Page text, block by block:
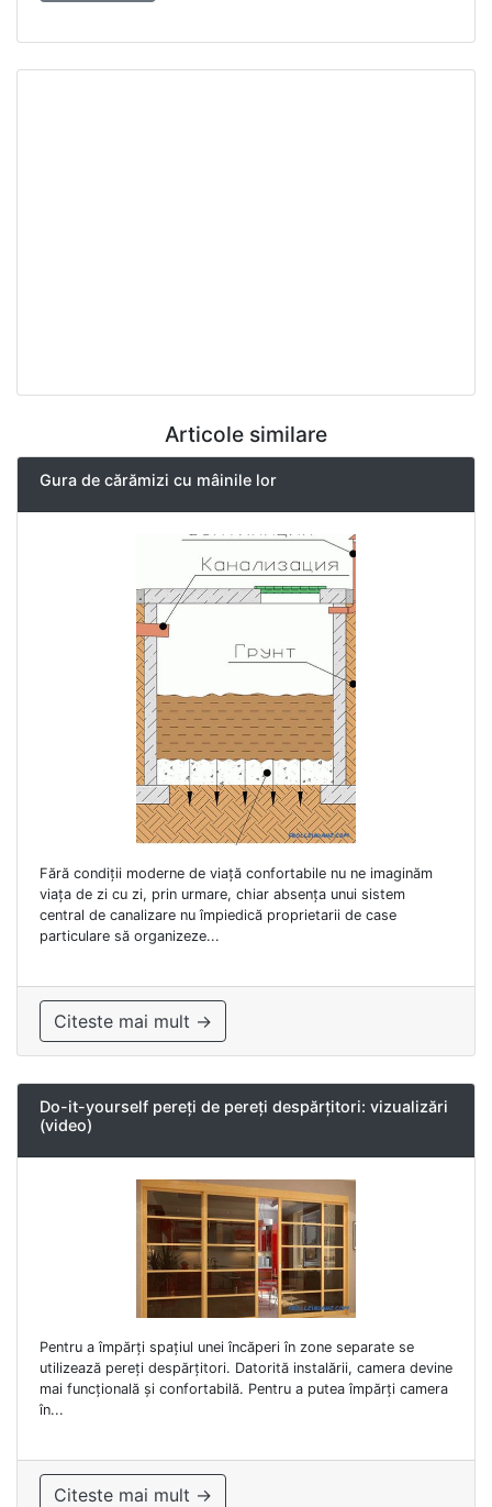
Articole similare
Gura de cărămizi cu mâinile lor
Fără condiții moderne de viață confortabile nu ne imaginăm
viața de zi cu zi, prin urmare, chiar absența unui sistem
central de canalizare nu împiedică proprietarii de case
particulare să organizeze...
Citeste mai mult →
Do-it-yourself pereți de pereți despărțitori: vizualizări
(video)
Pentru a împărți spațiul unei încăperi în zone separate se
utilizează pereți despărțitori. Datorită instalării, camera devine
mai funcțională și confortabilă. Pentru a putea împărți camera
în...
Citeste mai mult →